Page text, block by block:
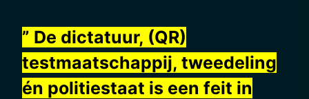
” De dictatuur, (QR)
testmaatschappij, tweedeling
én politiestaat is een feit in